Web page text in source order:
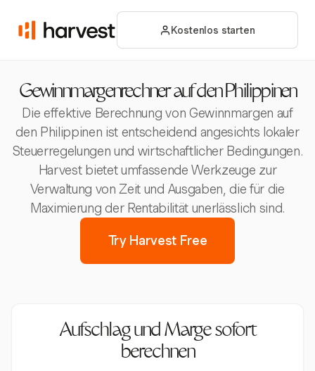
Kostenlos starten
Gewinnmargenrechner auf den Philippinen
Die effektive Berechnung von Gewinnmargen auf
den Philippinen ist entscheidend angesichts lokaler
Steuerregelungen und wirtschaftlicher Bedingungen.
Harvest bietet umfassende Werkzeuge zur
Verwaltung von Zeit und Ausgaben, die für die
Maximierung der Rentabilität unerlässlich sind.
Try Harvest Free
Aufschlag und Marge sofort
berechnen